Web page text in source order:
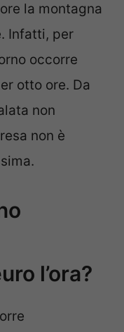
la montagna
Infatti, per
occorre
otto ore. Da
non
non è
l’ora?